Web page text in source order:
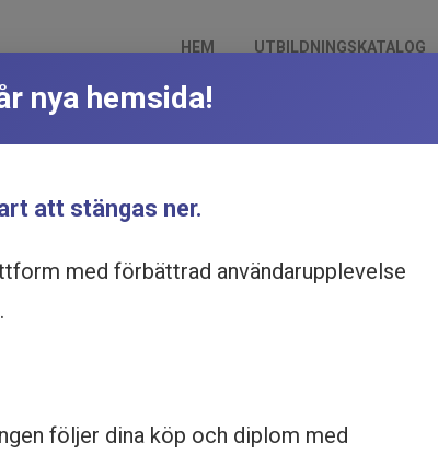
HEM UTBILDNINGSKATALOG
Arbetsrätt för kommuner och regioner -
nya hemsida!
att stängas ner.
med förbättrad användarupplevelse
följer dina köp och diplom med